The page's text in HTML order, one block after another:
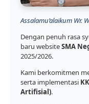
Assalamu’alaikum Wr.
Dengan penuh rasa
baru websiteSMA
2025/2026.
Kami berkomitmen
serta implementasi
Artifisial).